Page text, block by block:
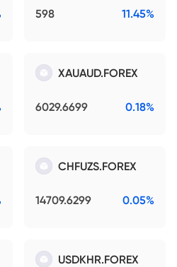
598 11.45%
XAUAUD.FOREX
6029.6699 0.18%
CHFUZS.FOREX
14709.6299 0.05%
USDKHR.FOREX